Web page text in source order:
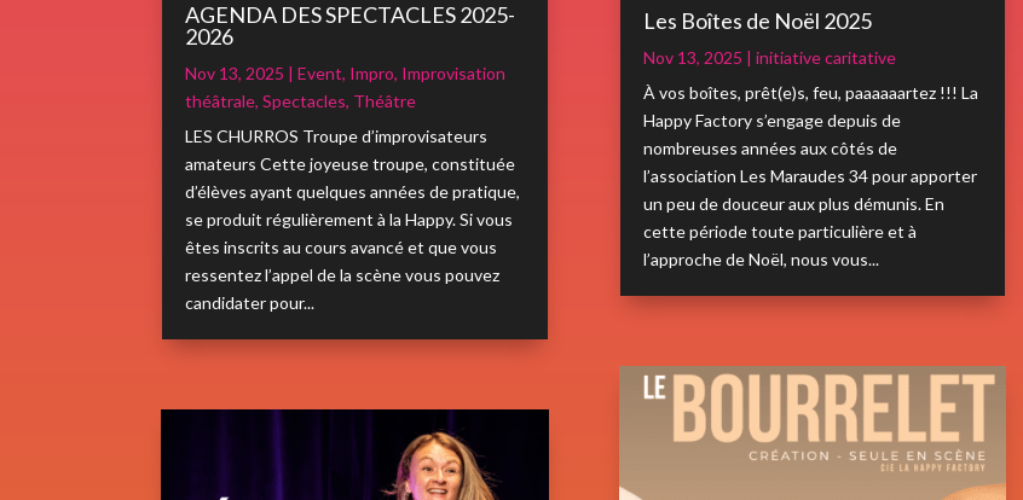
AGENDA DES SPECTACLES 2025-
2026
Nov 13, 2025 |Event, Impro, Improvisation
théâtrale,Spectacles, Théâtre
LES CHURROS Troupe d’improvisateurs
amateurs Cette joyeuse troupe, constituée
d’élèves ayant quelques années de pratique,
se produit régulièrement à la Happy. Si vous
êtes inscrits au cours avancé et que vous
ressentez l’appel de la scène vous pouvez
candidater pour...
Les Boîtes de Noël 2025
Nov 13, 2025 | initiative caritative
À vos boîtes, prêt(e)s, feu, paaaaaartez !!! La
Happy Factory s’engage depuis de
nombreuses années aux côtés de
l’association Les Maraudes 34 pour apporter
un peu de douceur aux plus démunis. En
cette période toute particulière et à
l’approche de Noël, nous vous...